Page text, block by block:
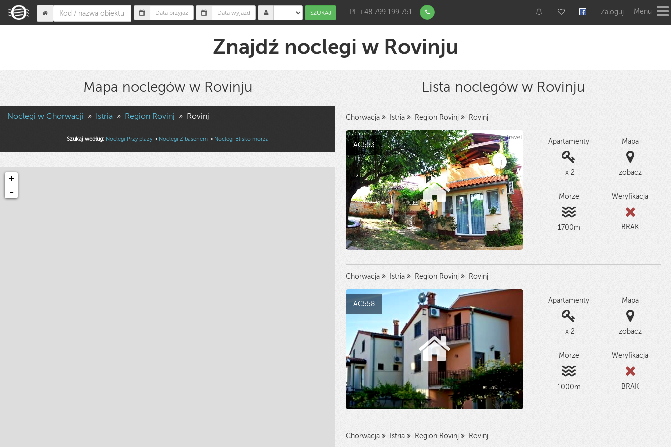
SZUKAJ PL +48 799 199 751 Zaloguj Menu
Znajdź noclegi w Rovinju
Mapa noclegów w Rovinju
Noclegi w Chorwacji » Istria » Region Rovinj » Rovinj
Szukaj według: Noclegi Przy plaży • Noclegi Z basenem • Noclegi Blisko morza
+
-
Lista noclegów w Rovinju
Chorwacja Istria Region Rovinj Rovinj
AC553 Apartamenty
x 2
Mapa
zobacz
Morze
1700m
Weryfikacja
BRAK
Chorwacja Istria Region Rovinj Rovinj
AC558 Apartamenty
x 2
Mapa
zobacz
Morze
1000m
Weryfikacja
BRAK
Chorwacja Istria Region Rovinj Rovinj